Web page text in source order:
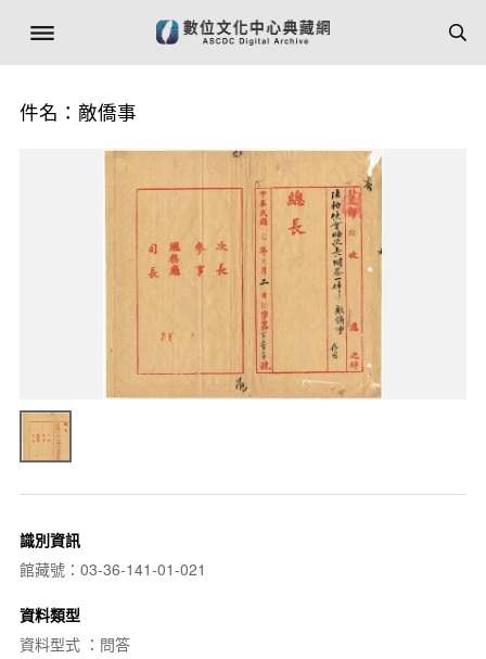
件名：敵僑事
識別資訊
館藏號：03-36-141-01-021
資料類型
資料型式 ：問答